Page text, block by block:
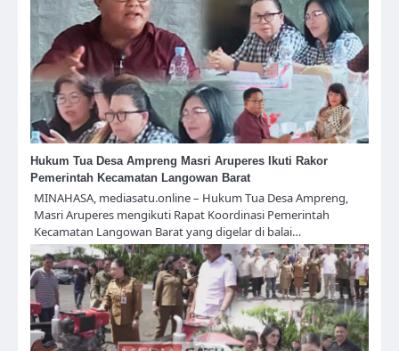
Hukum Tua Desa Ampreng Masri Aruperes Ikuti Rakor
Pemerintah Kecamatan Langowan Barat
MINAHASA, mediasatu.online – Hukum Tua Desa Ampreng,
Masri Aruperes mengikuti Rapat Koordinasi Pemerintah
Kecamatan Langowan Barat yang digelar di balai…